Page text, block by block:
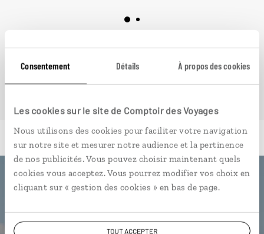
Consentement Détails À propos des cookies
Les cookies sur le site de Comptoir des Voyages
Nous utilisons des cookies pour faciliter votre navigation
sur notre site et mesurer notre audience et la pertinence
de nos publicités. Vous pouvez choisir maintenant quels
cookies vous acceptez. Vous pourrez modifier vos choix en
cliquant sur « gestion des cookies » en bas de page.
TOUT ACCEPTER
VOIR NOS 2 IDÉES DE VOYAGE À MADÈRE
Luciole,
l'appli qui vous guide à Madère